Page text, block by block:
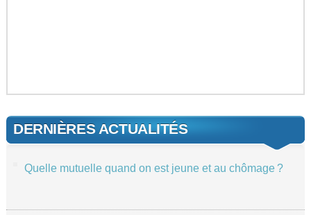
DERNIÈRES ACTUALITÉS
Quelle mutuelle quand on est jeune et au chômage ?